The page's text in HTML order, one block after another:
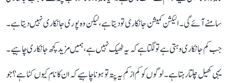
سامنے آئے گی۔ الیکشن کمیشن جانکاری تو دیتا ہے، لیکن وہ پوری جانکاری نہیں دیتا ہے۔
جب کم جانکاری وہتی ہے تو لگتا ہے کہ یہ ٹھیک نہیں ہے، ہمیں مزید کچھ جانکاری چاہیے۔
یہی کھیل چلتا رہتا ہے۔ لوگوں کو کم از کم یہ پتہ تو ہونا چاہیے کہ ان کا نام کیوں کٹا ہے؟ جو